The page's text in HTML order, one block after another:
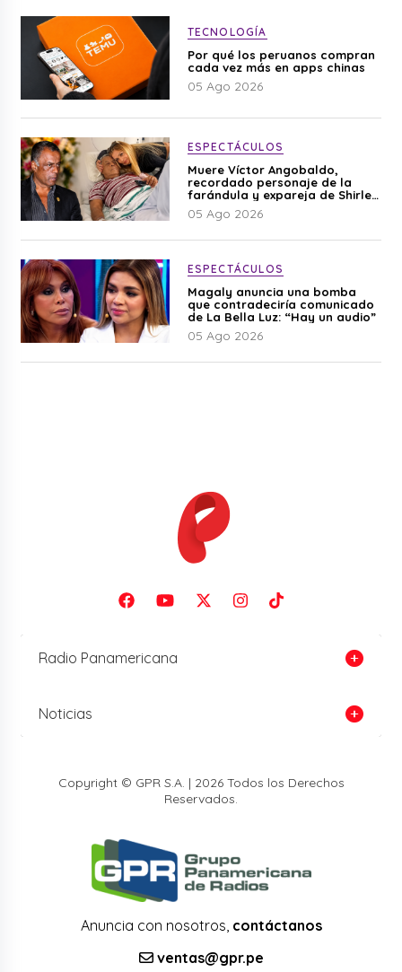
TECNOLOGÍA
Por qué los peruanos compran
cada vez más en apps chinas
05 Ago 2026
ESPECTÁCULOS
Muere Víctor Angobaldo,
recordado personaje de la
farándula y expareja de Shirley
Cherres
05 Ago 2026
ESPECTÁCULOS
Magaly anuncia una bomba
que contradeciría comunicado
de La Bella Luz: “Hay un audio”
05 Ago 2026
Radio Panamericana
Noticias
Copyright © GPR S.A. | 2026 Todos los Derechos
Reservados.
Anuncia con nosotros, contáctanos
ventas@gpr.pe